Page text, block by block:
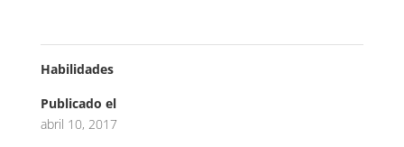
Habilidades
Publicado el
abril 10, 2017